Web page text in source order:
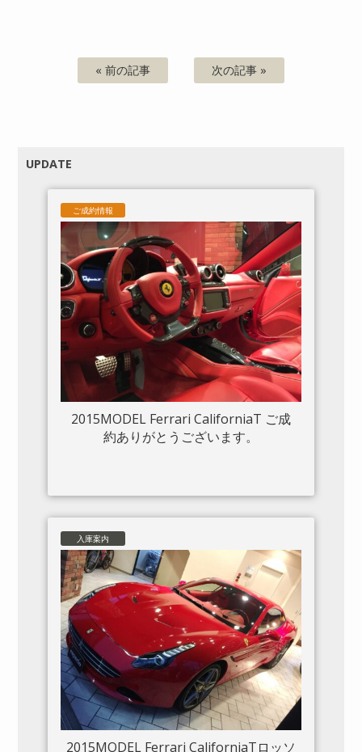
« 前の記事 次の記事 »
UPDATE
ご成約情報
2015MODEL Ferrari CaliforniaT ご成
約ありがとうございます。
入庫案内
2015MODEL Ferrari CaliforniaTロッソ